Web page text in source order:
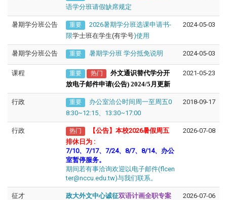
语学分班请假缺席规定
暑期学分班公告 重要
2026暑期学分班选课申请书-
限学士班在学生(有学号)使用
2024-05-03
暑期学分班公告 重要 暑期学分班 学分抵免说明 2024-05-03
课程 重要 热门
外文通识替代学分开
放电子邮件申请(公告) 2024/5月更新
2021-05-23
行政 重要
办公室洽公时间周一至周五0
8:30~12:15、13:30~17:00
2018-09-17
行政 热门
【公告】本校2026暑假周五
排休日为 :
7/10、7/17、7/24、8/7、8/14、办公
室暂停服务。
期间若有事洽询欢迎以电子邮件(flcen
ter@nccu.edu.tw)与我们联系。
2026-07-08
征才 政大外文中心诚征双语计画全职专案
2026-07-06